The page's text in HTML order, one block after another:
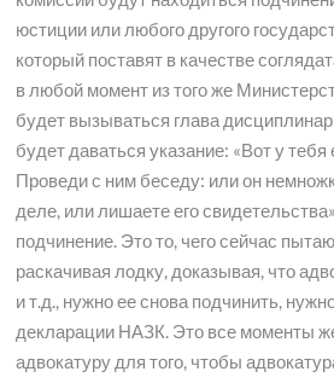
юстиции или любого другого
который поставят в качестве
в любой момент из того же
будет вызываться глава
будет даваться указание: «Вот у тебя
Проведи с ним беседу: или он
деле, или лишаете его
подчинение. Это то, чего сейчас
раскачивая лодку, доказывая, что
и т.д., нужно ее снова подчинить,
декларации НАЗК. Это все моменты
адвокатуру для того, чтобы